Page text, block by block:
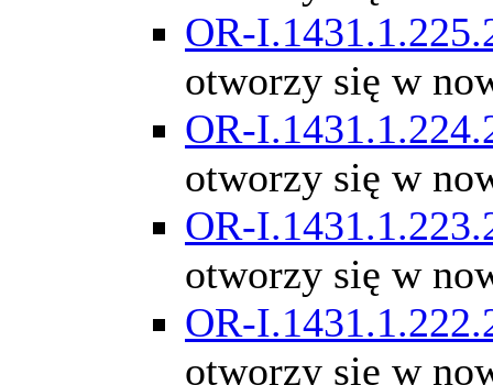
OR-
otworzy się w
OR-
otworzy się w
OR-
otworzy się w
OR-
otworzy się w